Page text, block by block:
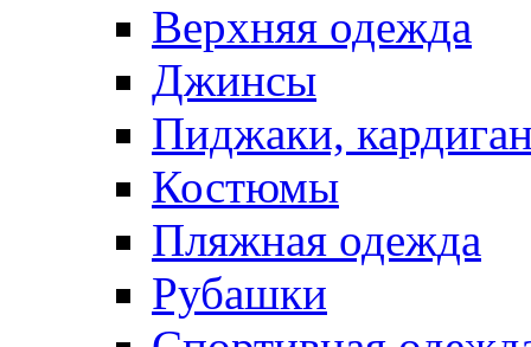
Верхняя одежда
Джинсы
Пиджаки,
Костюмы
Пляжная одежда
Рубашки